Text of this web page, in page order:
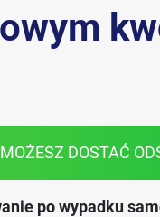
DOSTAĆ
po wypadku